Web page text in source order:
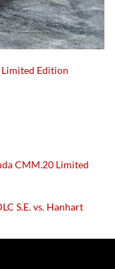
Edition
CMM.20 Limited
S.E. vs. Hanhart